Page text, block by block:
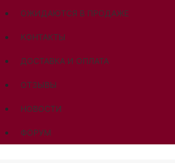
ОЖИДАЮТСЯ В ПРОДАЖЕ
КОНТАКТЫ
ДОСТАВКА И ОПЛАТА
ОТЗЫВЫ
НОВОСТИ
ФОРУМ